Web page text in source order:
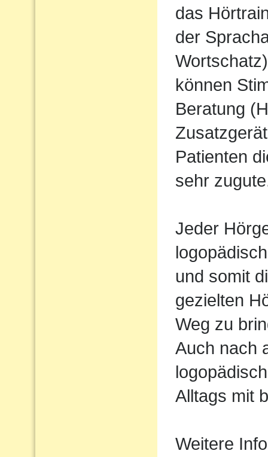
das
der
können
Beratung
Patienten
sehr
Jeder
und somit
gezielten
Weg zu
Auch nach
Alltags mit
Weitere